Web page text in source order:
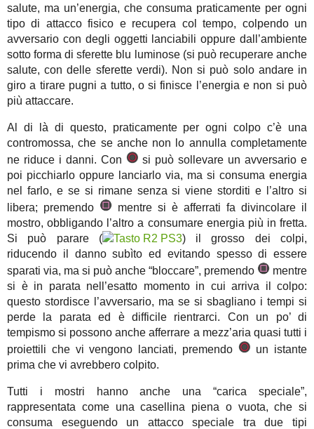
salute, ma un’energia, che consuma praticamente per ogni
tipo di attacco fisico e recupera col tempo, colpendo un
avversario con degli oggetti lanciabili oppure dall’ambiente
sotto forma di sferette blu luminose (si può recuperare anche
salute, con delle sferette verdi). Non si può solo andare in
giro a tirare pugni a tutto, o si finisce l’energia e non si può
più attaccare.
Al di là di questo, praticamente per ogni colpo c’è una
contromossa, che se anche non lo annulla completamente
ne riduce i danni. Con
si può sollevare un avversario e
poi picchiarlo oppure lanciarlo via, ma si consuma energia
nel farlo, e se si rimane senza si viene storditi e l’altro si
libera; premendo
mentre si è afferrati fa divincolare il
mostro, obbligando l’altro a consumare energia più in fretta.
Si può parare (
) il grosso dei colpi,
riducendo il danno subìto ed evitando spesso di essere
sparati via, ma si può anche “bloccare”, premendo
mentre
si è in parata nell’esatto momento in cui arriva il colpo:
questo stordisce l’avversario, ma se si sbagliano i tempi si
perde la parata ed è difficile rientrarci. Con un po’ di
tempismo si possono anche afferrare a mezz’aria quasi tutti i
proiettili che vi vengono lanciati, premendo
un istante
prima che vi avrebbero colpito.
Tutti i mostri hanno anche una “carica speciale”,
rappresentata come una casellina piena o vuota, che si
consuma eseguendo un attacco speciale tra due tipi